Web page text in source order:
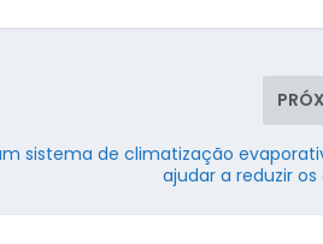
sistema de climatização
ajudar a reduzir os